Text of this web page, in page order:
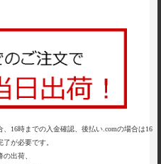
16時までの入金確認、後払い.comの場合は16
が必要です。
出荷、